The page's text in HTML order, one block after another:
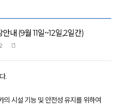
내 (9월 11일~12일,2일간)
.
시설 기능 및 안전성 유지를 위하여